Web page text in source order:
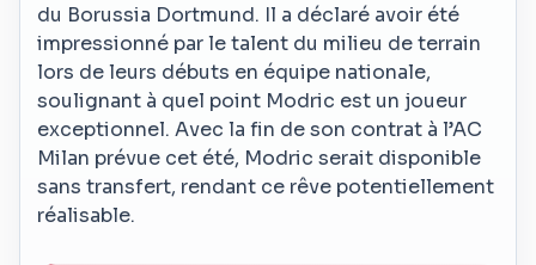
du Borussia Dortmund. Il a déclaré avoir été
impressionné par le talent du milieu de terrain
lors de leurs débuts en équipe nationale,
soulignant à quel point Modric est un joueur
exceptionnel. Avec la fin de son contrat à l’AC
Milan prévue cet été, Modric serait disponible
sans transfert, rendant ce rêve potentiellement
réalisable.